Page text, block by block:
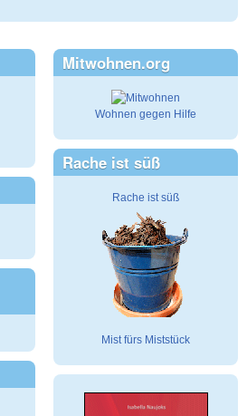
Mitwohnen.org
Wohnen gegen Hilfe
Rache ist süß
Rache ist süß
Mist fürs Miststück